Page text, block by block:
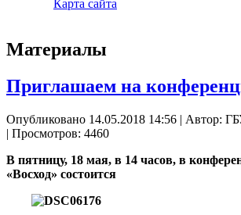
Карта сайта
Материалы
Приглашаем на
Опубликовано 14.05.2018 14:56 | Автор:
| Просмотров: 4460
В пятницу, 18 мая, в 14 часов, в
«Восход» состоится